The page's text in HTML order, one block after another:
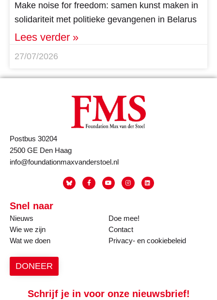
Make noise for freedom: samen kunst maken in
solidariteit met politieke gevangenen in Belarus
Lees verder »
27/07/2026
Postbus 30204
2500 GE Den Haag
info@foundationmaxvanderstoel.nl
Snel naar
Nieuws
Wie we zijn
Wat we doen
Doe mee!
Contact
Privacy- en cookiebeleid
DONEER
Schrijf je in voor onze nieuwsbrief!